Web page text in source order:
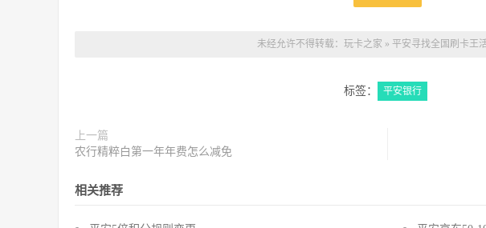
未经允许不得转载： 玩卡之家 » 平安寻找全国刷卡王
标签： 平安银行
上一篇
农行精粹白第一年年费怎么减免
相关推荐